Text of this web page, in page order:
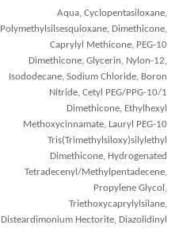
Aqua, Cyclopentasiloxane,
Polymethylsilsesquioxane, Dimethicone,
Caprylyl Methicone, PEG-10
Dimethicone, Glycerin, Nylon-12,
Isododecane, Sodium Chloride, Boron
Nitride, Cetyl PEG/PPG-10/1
Dimethicone, Ethylhexyl
Methoxycinnamate, Lauryl PEG-10
Tris(Trimethylsiloxy)silylethyl
Dimethicone, Hydrogenated
Tetradecenyl/Methylpentadecene,
Propylene Glycol,
Triethoxycaprylylsilane,
Disteardimonium Hectorite, Diazolidinyl